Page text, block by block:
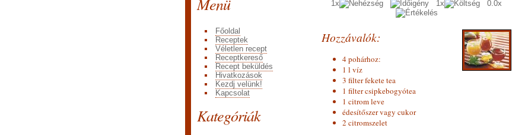
Főoldal
Receptek
Véletlen recept
Receptkereső
Recept beküldés
Hivatkozások
Kezdj velünk!
Kapcsolat
Kategóriák
1x 1x 0.0x
Hozzávalók:
4 pohárhoz:
1 l víz
3 filter fekete tea
1 filter csipkebogyótea
1 citrom leve
édesítőszer vagy cukor
2 citromszelet